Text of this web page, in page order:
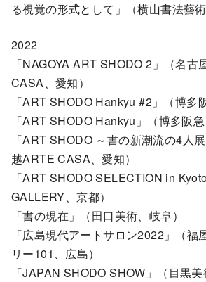
る視覚の形式として」（横山書法藝術
2022
「NAGOYA ART SHODO 2」（名古
CASA、愛知）
「ART SHODO Hankyu #2」（博多
「ART SHODO Hankyu」（博多阪急
「ART SHODO ～書の新潮流の4人
越ARTE CASA、愛知）
「ART SHODO SELECTION in
GALLERY、京都）
「書の現在」（田口美術、岐阜）
「広島現代アートサロン2022」（福
リー101、広島）
「JAPAN SHODO SHOW」（目黒